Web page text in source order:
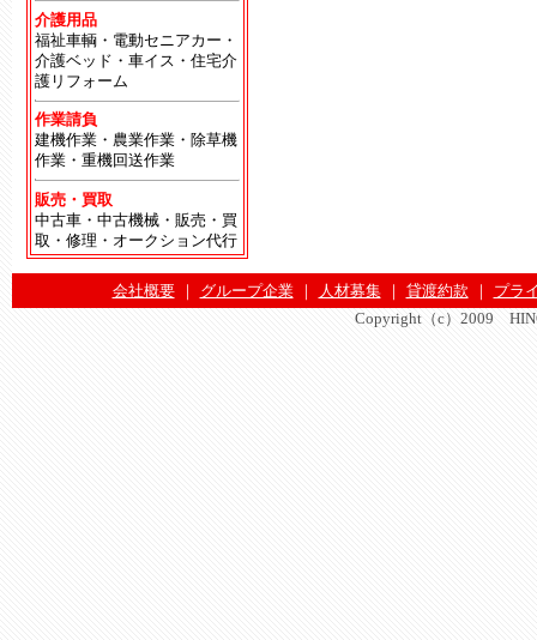
介護用品
福祉車輌・電動セニアカー・
介護ベッド・車イス・住宅介
護リフォーム
作業請負
建機作業・農業作業・除草機
作業・重機回送作業
販売・買取
中古車・中古機械・販売・買
取・修理・オークション代行
会社概要｜ グループ企業｜ 人材募集｜ 貸渡約款 ｜ プラ
Copyright（c）2009